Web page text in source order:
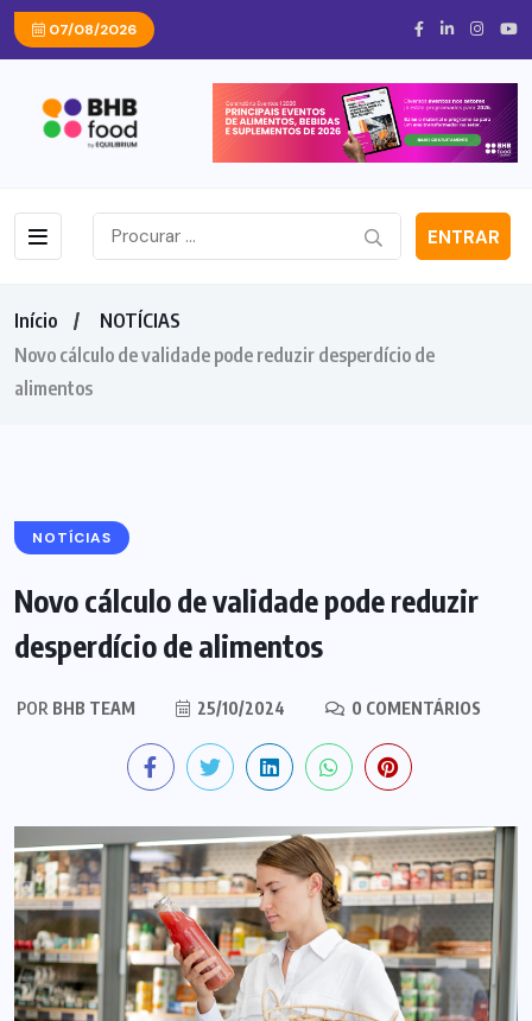
07/08/2026
ENTRAR
Início
NOTÍCIAS
Novo cálculo de validade pode reduzir desperdício de
alimentos
NOTÍCIAS
Novo cálculo de validade pode reduzir
desperdício de alimentos
POR BHB TEAM 25/10/2024 0 COMENTÁRIOS